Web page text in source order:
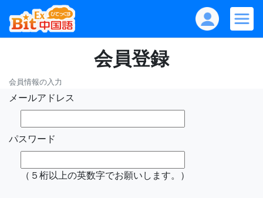
会員登録
会員情報の入力
メールアドレス
パスワード
（５桁以上の英数字でお願いします。）